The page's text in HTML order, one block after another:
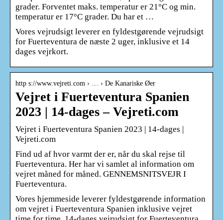
grader. Forventet maks. temperatur er 21°C og min.
temperatur er 17°C grader. Du har et …
Vores vejrudsigt leverer en fyldestgørende vejrudsigt
for Fuerteventura de næste 2 uger, inklusive et 14
dages vejrkort.
http s://www.vejreti.com › … › De Kanariske Øer
Vejret i Fuerteventura Spanien
2023 | 14-dages – Vejreti.com
Vejret i Fuerteventura Spanien 2023 | 14-dages |
Vejreti.com
Find ud af hvor varmt der er, når du skal rejse til
Fuerteventura. Her har vi samlet al information om
vejret måned for måned. GENNEMSNITSVEJR I
Fuerteventura.
Vores hjemmeside leverer fyldestgørende information
om vejret i Fuerteventura Spanien inklusive vejret